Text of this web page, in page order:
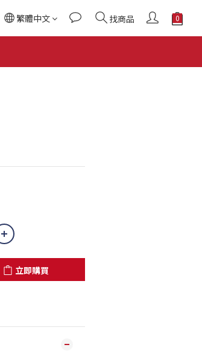
繁體中文 找商品
立即購買
立即購買